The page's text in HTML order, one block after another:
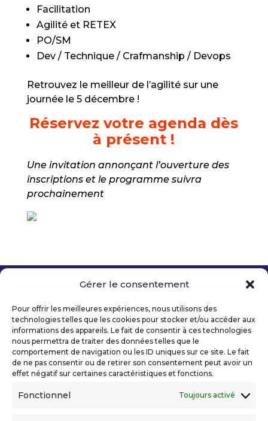
Gérer le consentement
Pour offrir les meilleures expériences, nous utilisons des
technologies telles que les cookies pour stocker et/ou accéder aux
informations des appareils. Le fait de consentir à ces technologies
nous permettra de traiter des données telles que le
comportement de navigation ou les ID uniques sur ce site. Le fait
de ne pas consentir ou de retirer son consentement peut avoir un
effet négatif sur certaines caractéristiques et fonctions.
Fonctionnel Toujours activé
Facilitation
Agilité et RETEX
PO/SM
Dev / Technique / Crafmanship / Devops
Retrouvez le meilleur de l’agilité sur une
journée le 5 décembre !
Réservez votre agenda dès
à présent !
Une invitation annonçant l’ouverture des
inscriptions et le programme suivra
prochainement
Mentions légales
Politique de confidentialité
Déclaration d’accessibilité numérique
Ils nous soutiennent